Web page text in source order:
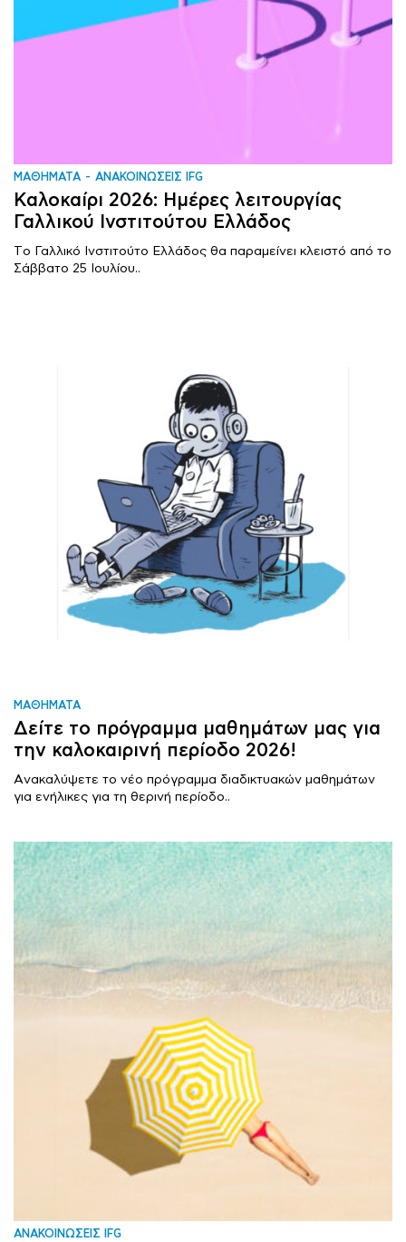
ΜΑΘΗΜΑΤΑ ΑΝΑΚΟΙΝΩΣΕΙΣ IFG
Καλοκαίρι 2026: Ημέρες λειτουργίας
Γαλλικού Ινστιτούτου Ελλάδος
Tο Γαλλικό Ινστιτούτο Ελλάδος θα παραμείνει κλειστό από το
Σάββατο 25 Ιουλίου..
ΜΑΘΗΜΑΤΑ
Δείτε το πρόγραμμα μαθημάτων μας για
την καλοκαιρινή περίοδο 2026!
Aνακαλύψετε το νέο πρόγραμμα διαδικτυακών μαθημάτων
για ενήλικες για τη θερινή περίοδο..
ΑΝΑΚΟΙΝΩΣΕΙΣ IFG